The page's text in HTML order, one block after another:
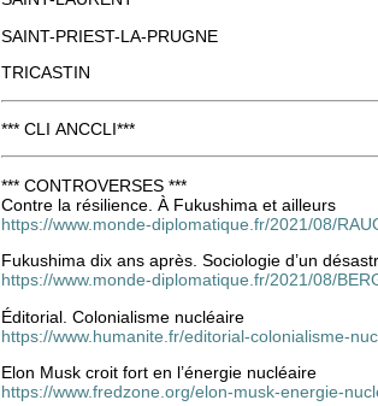
SAINT-PRIEST-LA-PRUGNE
TRICASTIN
*** CLI ANCCLI***
*** CONTROVERSES ***
Contre la résilience. À Fukushima et ailleurs
https://www.monde-diplomatique.fr/2021/08/
Fukushima dix ans après. Sociologie d’un
https://www.monde-diplomatique.fr/2021/08/
Éditorial. Colonialisme nucléaire
https://www.humanite.fr/editorial-colonialisme-
Elon Musk croit fort en l’énergie nucléaire
https://www.fredzone.org/elon-musk-energie-